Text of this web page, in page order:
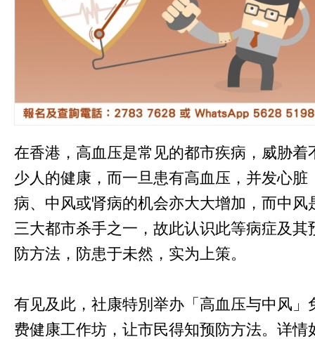
在香港，高血压是常见的都市疾病，威胁着
少人的健康，而一旦患有高血压，并发心脏
病、中风或肾病的机会亦大大增加，而中风
三大都市杀手之一，故此认识此等病症及其
防方法，防患于未然，实为上策。
有见及此，社康特別举办「高血压与中风」
费健康工作坊，让市民得知预防方法。详情